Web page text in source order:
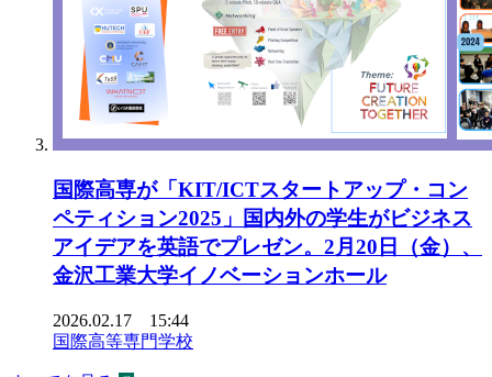
国際高専が「KIT/ICTスタートアップ・コン
ペティション2025」国内外の学生がビジネス
アイデアを英語でプレゼン。2月20日（金）、
金沢工業大学イノベーションホール
2026.02.17 15:44
国際高等専門学校